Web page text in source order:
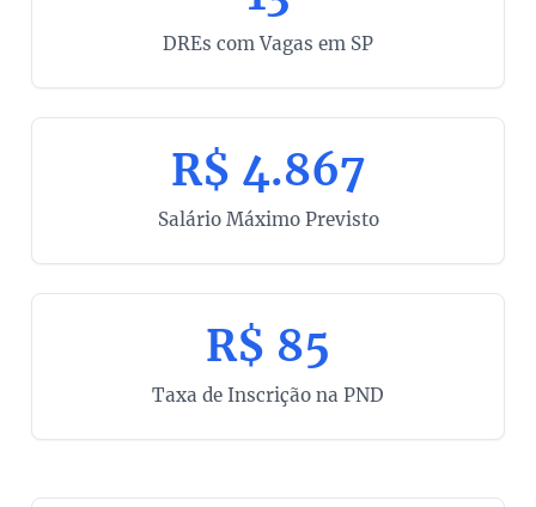
DREs com Vagas em SP
R$ 4.867
Salário Máximo Previsto
R$ 85
Taxa de Inscrição na PND